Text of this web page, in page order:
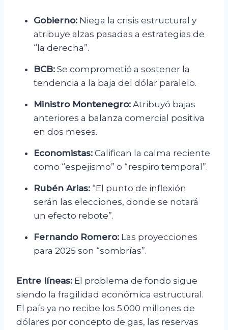
Gobierno: Niega la crisis estructural y
atribuye alzas pasadas a estrategias de
“la derecha”.
BCB: Se comprometió a sostener la
tendencia a la baja del dólar paralelo.
Ministro Montenegro: Atribuyó bajas
anteriores a balanza comercial positiva
en dos meses.
Economistas: Califican la calma reciente
como “espejismo” o “respiro temporal”.
Rubén Arias: “El punto de inflexión
serán las elecciones, donde se notará
un efecto rebote”.
Fernando Romero: Las proyecciones
para 2025 son “sombrías”.
Entre líneas: El problema de fondo sigue
siendo la fragilidad económica estructural.
El país ya no recibe los 5.000 millones de
dólares por concepto de gas, las reservas